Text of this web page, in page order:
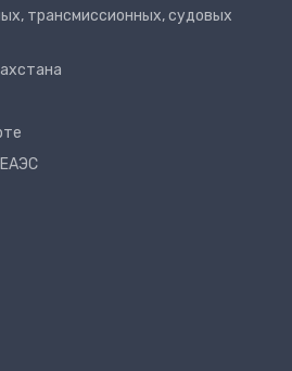
трансмиссионных, судовых